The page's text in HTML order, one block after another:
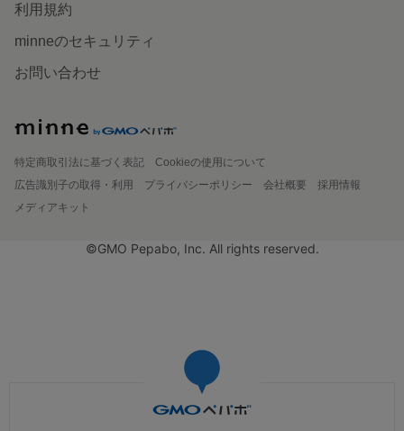
利用規約
minneのセキュリティ
お問い合わせ
特定商取引法に基づく表記
Cookieの使用について
広告識別子の取得・利用
プライバシーポリシー 会社概要
採用情報
メディアキット
©GMO Pepabo, Inc. All rights reserved.